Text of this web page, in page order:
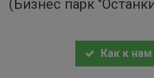
(Бизнес парк
Как к